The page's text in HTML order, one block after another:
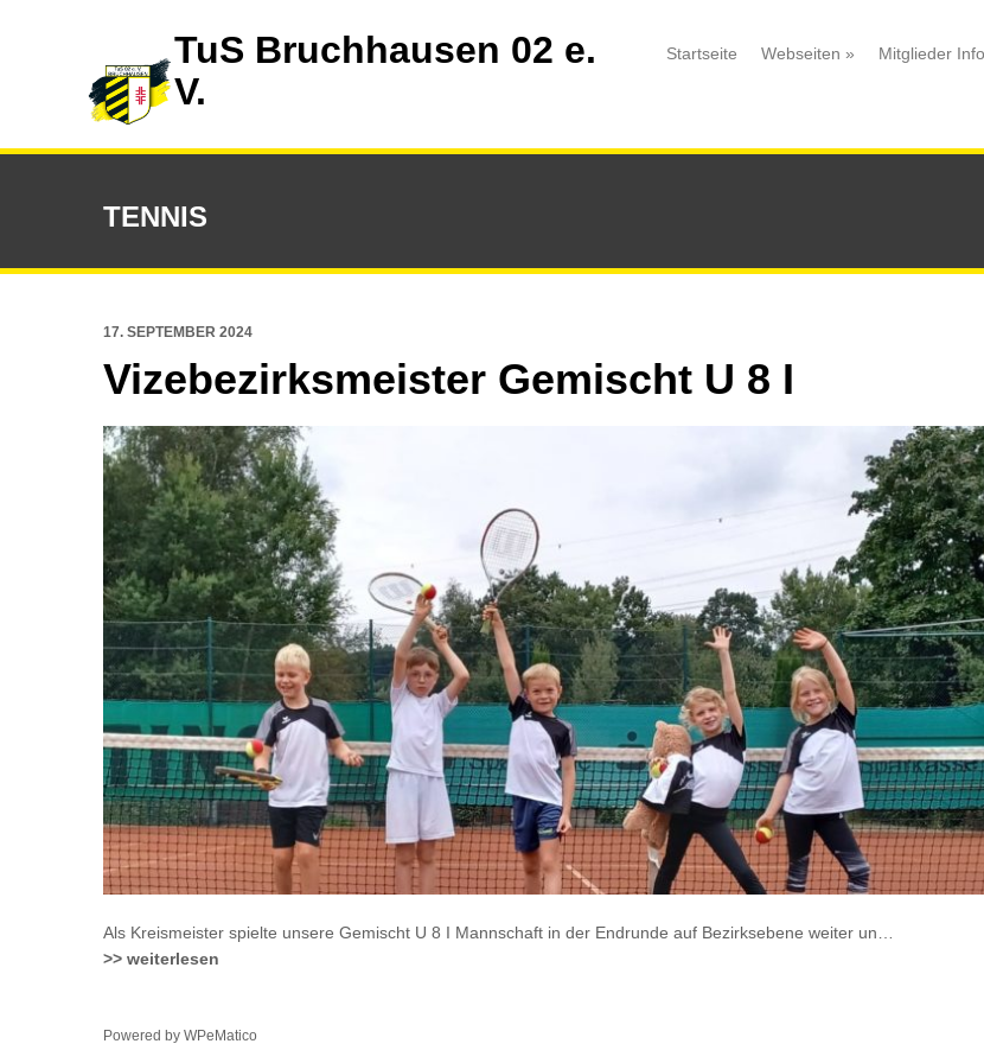
TuS Bruchhausen 02 e.
V.
Startseite Webseiten » Mitglieder
TENNIS
17. SEPTEMBER 2024
Vizebezirksmeister Gemischt U 8 I
Als Kreismeister spielte unsere Gemischt U 8 I Mannschaft in der Endrunde auf Bezirksebene weiter un…
>> weiterlesen
Powered by WPeMatico